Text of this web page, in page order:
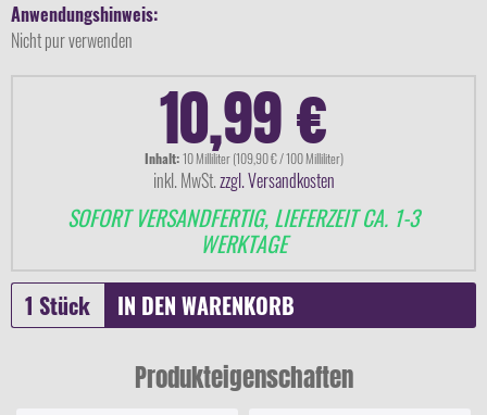
Anwendungshinweis:
Nicht pur verwenden
10,99 €
Inhalt:10 Milliliter (109,90 € / 100 Milliliter)
inkl. MwSt.zzgl. Versandkosten
SOFORT VERSANDFERTIG, LIEFERZEIT CA. 1-3
WERKTAGE
IN DEN WARENKORB
Produkteigenschaften